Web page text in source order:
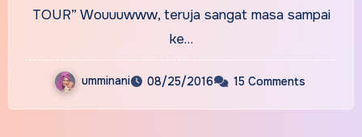
TOUR” Wouuuwww, teruja sangat masa sampai
ke…
umminani 08/25/2016 15 Comments